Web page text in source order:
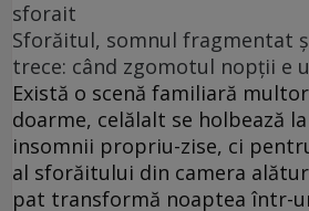
sforait
Sforăitul, somnul fragmentat
trece: când zgomotul nopții e
Există o scenă familiară
doarme, celălalt se holbează
insomnii propriu-zise, ci
al sforăitului din camera
pat transformă noaptea într-